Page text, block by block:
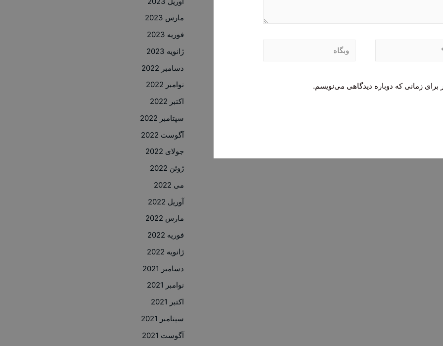
وبگاه
برای زمانی که دوباره دیدگاهی می‌نویسم.
مارس 2023
فوریه 2023
ژانویه 2023
دسامبر 2022
نوامبر 2022
اکتبر 2022
سپتامبر 2022
آگوست 2022
جولای 2022
ژوئن 2022
می 2022
آوریل 2022
مارس 2022
فوریه 2022
ژانویه 2022
دسامبر 2021
نوامبر 2021
اکتبر 2021
سپتامبر 2021
آگوست 2021